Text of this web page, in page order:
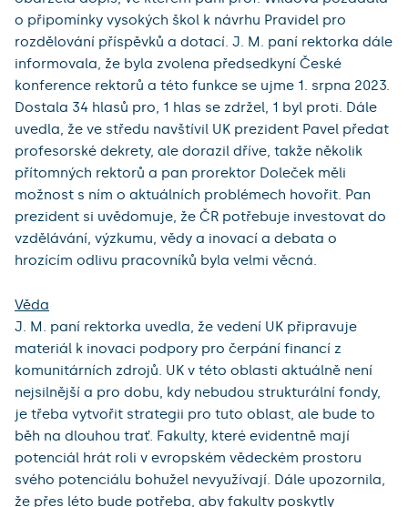
o připomínky vysokých škol k návrhu Pravidel pro
rozdělování příspěvků a dotací. J. M. paní rektorka dále
informovala, že byla zvolena předsedkyní České
konference rektorů a této funkce se ujme 1. srpna 2023.
Dostala 34 hlasů pro, 1 hlas se zdržel, 1 byl proti. Dále
uvedla, že ve středu navštívil UK prezident Pavel předat
profesorské dekrety, ale dorazil dříve, takže několik
přítomných rektorů a pan prorektor Doleček měli
možnost s ním o aktuálních problémech hovořit. Pan
prezident si uvědomuje, že ČR potřebuje investovat do
vzdělávání, výzkumu, vědy a inovací a debata o
hrozícím odlivu pracovníků byla velmi věcná.
Věda
J. M. paní rektorka uvedla, že vedení UK připravuje
materiál k inovaci podpory pro čerpání financí z
komunitárních zdrojů. UK v této oblasti aktuálně není
nejsilnější a pro dobu, kdy nebudou strukturální fondy,
je třeba vytvořit strategii pro tuto oblast, ale bude to
běh na dlouhou trať. Fakulty, které evidentně mají
potenciál hrát roli v evropském vědeckém prostoru
svého potenciálu bohužel nevyužívají. Dále upozornila,
že přes léto bude potřeba, aby fakulty poskytly